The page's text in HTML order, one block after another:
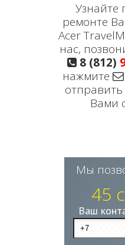
Узнайте
ремонте
Acer
нас,
8 (812)
нажмите
Вами
Мы
45
Ваш